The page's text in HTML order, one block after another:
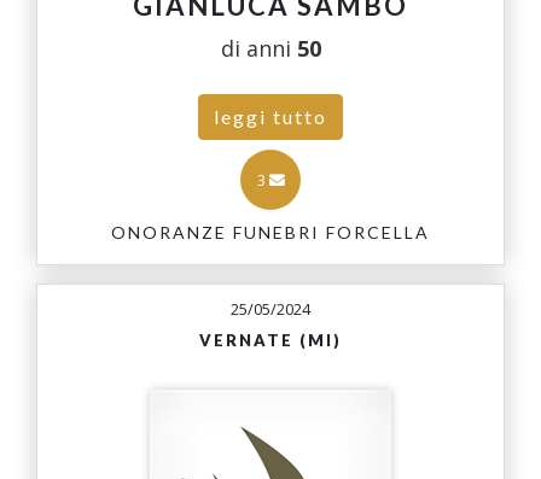
di anni 50
leggi tutto
3
ONORANZE FUNEBRI FORCELLA
25/05/2024
VERNATE (MI)